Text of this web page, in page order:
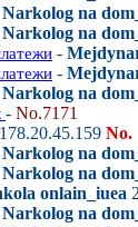
Narkolog na
Narkolog na
-
-
Narkolog na
- No.7171
178.20.45.159 No.
Narkolog na
Narkolog na
onlain_iuea
Narkolog na